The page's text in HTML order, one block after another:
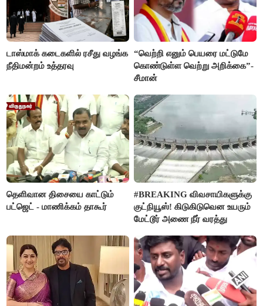
டாஸ்மாக் கடைகளில் ரசீது வழங்க
நீதிமன்றம் உத்தரவு
“வெற்றி எனும் பெயரை மட்டுமே
கொண்டுள்ள வெற்று அறிக்கை”-
சீமான்
தெளிவான திசையை காட்டும்
பட்ஜெட் - மாணிக்கம் தாகூர்
#BREAKING விவசாயிகளுக்கு
குட்நியூஸ்! கிடுகிடுவென உயரும்
மேட்டூர் அணை நீர் வரத்து